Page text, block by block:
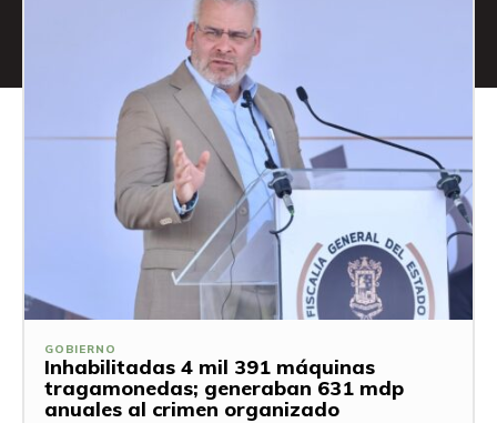
GOBIERNO
Inhabilitadas 4 mil 391 máquinas
tragamonedas; generaban 631 mdp
anuales al crimen organizado